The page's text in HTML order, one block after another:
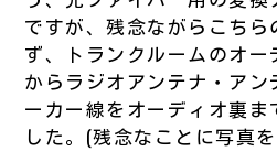
ですが、残念ながらこち
ず、トランクルームのオー
からラジオアンテナ・ア
ーカー線をオーディオ裏ま
した。(残念なことに写真